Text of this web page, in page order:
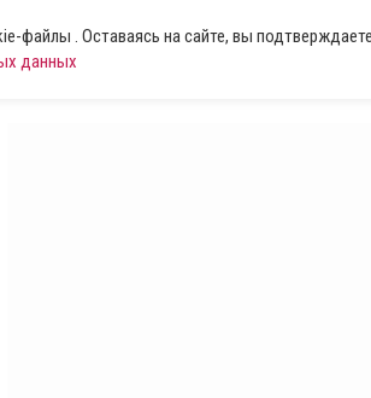
файлы . Оставаясь на сайте, вы
данных